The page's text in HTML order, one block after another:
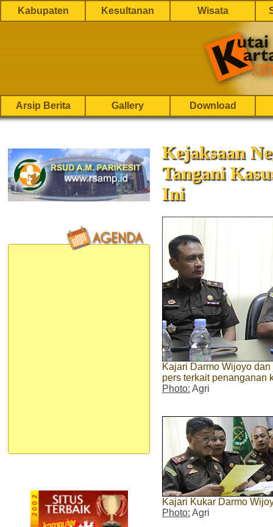
Kabupaten Kesultanan Wisata
Arsip Berita Gallery Download
Kejaksaan
Tangani
Ini
Kajari Darmo Wijoyo
pers terkait penanganan
Photo: Agri
Kajari Kukar Darmo
Photo: Agri